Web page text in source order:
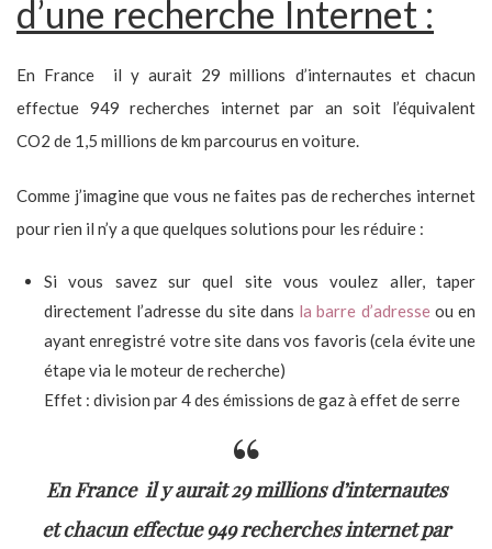
d’une recherche Internet :
En France il y aurait 29 millions d’internautes et chacun
effectue 949 recherches internet par an soit l’équivalent
CO2 de 1,5 millions de km parcourus en voiture.
Comme j’imagine que vous ne faites pas de recherches internet
pour rien il n’y a que quelques solutions pour les réduire :
Si vous savez sur quel site vous voulez aller, taper
directement l’adresse du site dans la barre d’adresseou en
ayant enregistré votre site dans vos favoris (cela évite une
étape via le moteur de recherche)
Effet : division par 4 des émissions de gaz à effet de serre
En France il y aurait 29 millions d’internautes
et chacun effectue 949 recherches internet par